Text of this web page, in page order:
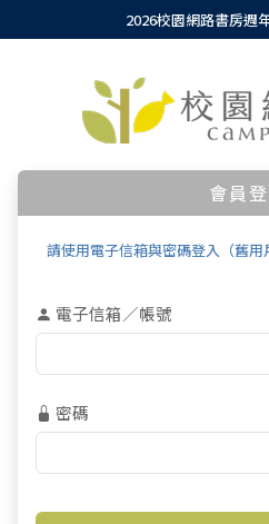
2026校園網路書房週
會員
請使用電子信箱與密碼登入（舊用
電子信箱／帳號
密碼